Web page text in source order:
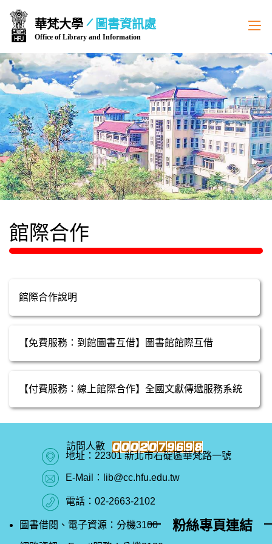
跳
到
主
要
內
容
區
華梵大學 圖書資訊處
Office of Library and Information
館際合作
館際合作說明
【免費服務：到館圖書互借】圖書館館際互借
【付費服務：線上館際合作】全國文獻傳遞服務系統
地址：22301 新北市石碇區華梵路一號
E-Mail：lib@cc.hfu.edu.tw
電話：02-2663-2102
圖書借閱、電子資源：分機3100 粉絲專頁連結